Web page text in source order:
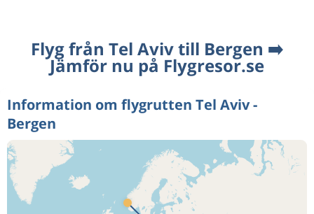
Flyg från Tel Aviv till Bergen ➡️
Jämför nu på Flygresor.se
Information om flygrutten Tel Aviv -
Bergen